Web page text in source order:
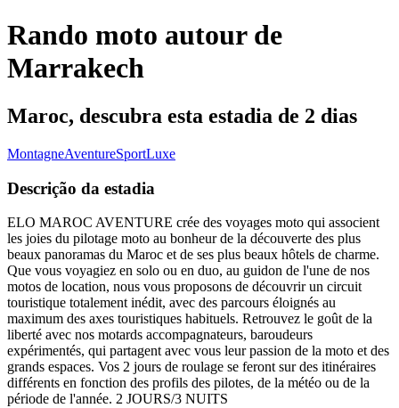
Rando moto autour de
Marrakech
Maroc, descubra esta estadia de 2 dias
MontagneAventureSportLuxe
Descrição da estadia
ELO MAROC AVENTURE crée des voyages moto qui associent
les joies du pilotage moto au bonheur de la découverte des plus
beaux panoramas du Maroc et de ses plus beaux hôtels de charme.
Que vous voyagiez en solo ou en duo, au guidon de l'une de nos
motos de location, nous vous proposons de découvrir un circuit
touristique totalement inédit, avec des parcours éloignés au
maximum des axes touristiques habituels. Retrouvez le goût de la
liberté avec nos motards accompagnateurs, baroudeurs
expérimentés, qui partagent avec vous leur passion de la moto et des
grands espaces. Vos 2 jours de roulage se feront sur des itinéraires
différents en fonction des profils des pilotes, de la météo ou de la
période de l'année. 2 JOURS/3 NUITS